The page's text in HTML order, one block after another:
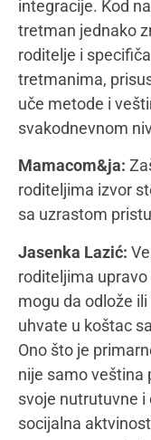
razmena,
pravila. Hranjenje
brige o sebi i
potreba. Najpre
samom startu pri
kreirane pogreške
beba je spremna
kada počne sama
samostalno
hranjenje,
detetu mogućnost
pratiti svoje dete,
načine, ne
sa svim ukusima,
taktilni doživljaj.
obroka. Treba da
kako raste, da se